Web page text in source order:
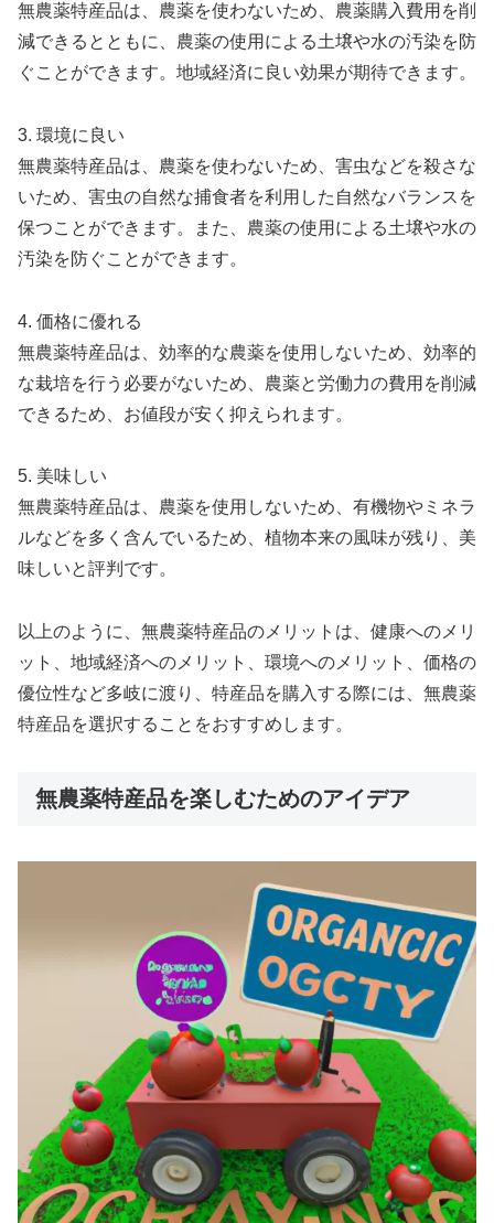
無農薬特産品は、農薬を使わないため、農薬購入費用を削
減できるとともに、農薬の使用による土壌や水の汚染を防
ぐことができます。地域経済に良い効果が期待できます。
3. 環境に良い
無農薬特産品は、農薬を使わないため、害虫などを殺さな
いため、害虫の自然な捕食者を利用した自然なバランスを
保つことができます。また、農薬の使用による土壌や水の
汚染を防ぐことができます。
4. 価格に優れる
無農薬特産品は、効率的な農薬を使用しないため、効率的
な栽培を行う必要がないため、農薬と労働力の費用を削減
できるため、お値段が安く抑えられます。
5. 美味しい
無農薬特産品は、農薬を使用しないため、有機物やミネラ
ルなどを多く含んでいるため、植物本来の風味が残り、美
味しいと評判です。
以上のように、無農薬特産品のメリットは、健康へのメリ
ット、地域経済へのメリット、環境へのメリット、価格の
優位性など多岐に渡り、特産品を購入する際には、無農薬
特産品を選択することをおすすめします。
無農薬特産品を楽しむためのアイデア